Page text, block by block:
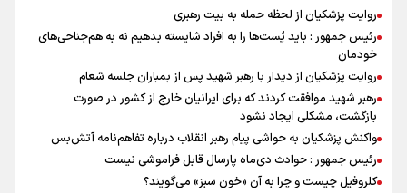
روایت پزشکیان از لحظه حمله به بیت رهبری
رئیس جمهور : باید پُست‌ها را به افراد شایسته بدهیم نه به هم‌جناحی‌های
خودمان
روایت پزشکیان از دیدار با رهبر شهید پس از بمباران جلسه شعام
رهبر شهید موافقت کردند که برای ایرانیان خارج از کشور در صورت
بازگشت، مشکلی ایجاد نشود
واکنش پزشکیان به حواشی پیام رهبر انقلاب درباره تفاهم‌نامه آتش‌بس
رئیس جمهور : حوادث دی‌ماه پارسال قابل فراموشی نیست
کلروفیل چیست و چرا به آن «خون سبز» می‌گویند؟